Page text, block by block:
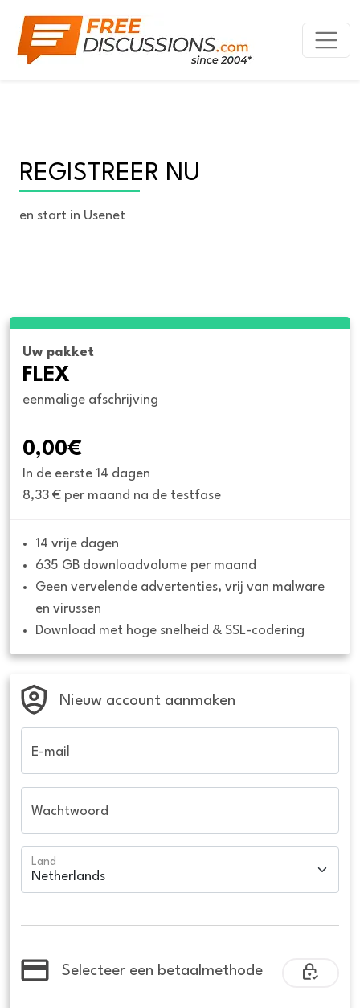
REGISTREER NU
en start in Usenet
Uw pakket
FLEX
eenmalige afschrijving
0,00€
In de eerste 14 dagen
8,33 € per maand na de testfase
14 vrije dagen
635 GB downloadvolume per maand
Geen vervelende advertenties, vrij van malware
en virussen
Download met hoge snelheid & SSL-codering
Nieuw account aanmaken
E-mail
Wachtwoord
Land
Selecteer een betaalmethode